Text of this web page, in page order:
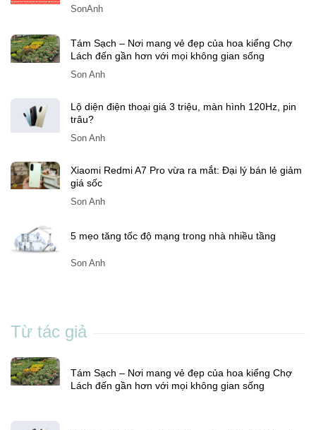
SonAnh
Tám Sạch – Nơi mang vẻ đẹp của hoa kiểng Chợ
Lách đến gần hơn với mọi không gian sống
Son Anh
Lộ diện điện thoại giá 3 triệu, màn hình 120Hz, pin
trâu?
Son Anh
Xiaomi Redmi A7 Pro vừa ra mắt: Đại lý bán lẻ giảm
giá sốc
Son Anh
5 mẹo tăng tốc độ mạng trong nhà nhiều tầng
Son Anh
Từ tác giả
Tám Sạch – Nơi mang vẻ đẹp của hoa kiểng Chợ
Lách đến gần hơn với mọi không gian sống